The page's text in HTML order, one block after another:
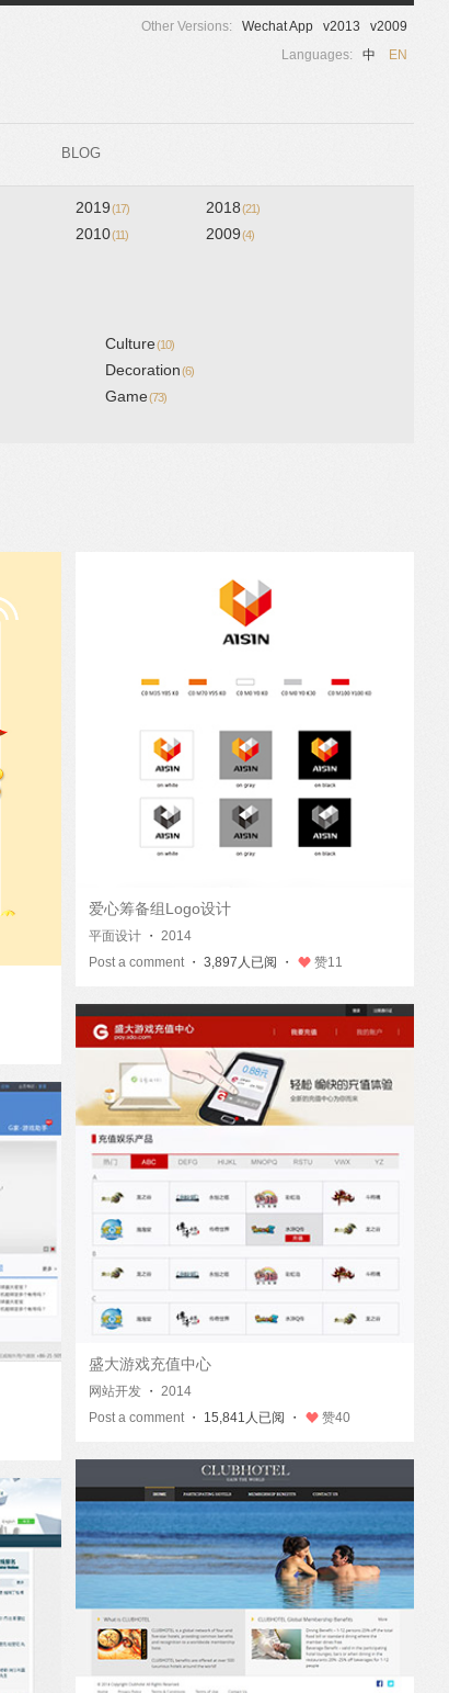
Other Versions: Wechat App v2013
v2009
Languages:
中 EN
BLOG
2019(17) 2018(21)
2010(11) 2009(4)
Culture(10)
Decoration(6)
Game(73)
爱心筹备组Logo设计
平面设计 ・ 2014
Post a comment・ 3,897人已阅 ・ 赞11
盛大游戏充值中心
网站开发 ・ 2014
Post a comment・ 15,841人已阅 ・ 赞40